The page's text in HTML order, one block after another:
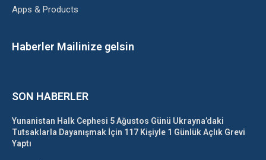
Apps & Products
Haberler Mailinize gelsin
SON HABERLER
Yunanistan Halk Cephesi 5 Ağustos Günü Ukrayna’daki
Tutsaklarla Dayanışmak İçin 117 Kişiyle 1 Günlük Açlık Grevi
Yaptı